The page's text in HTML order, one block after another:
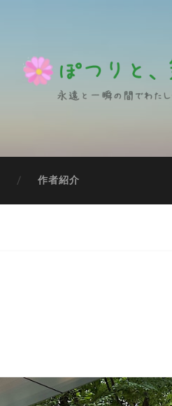
作者紹介